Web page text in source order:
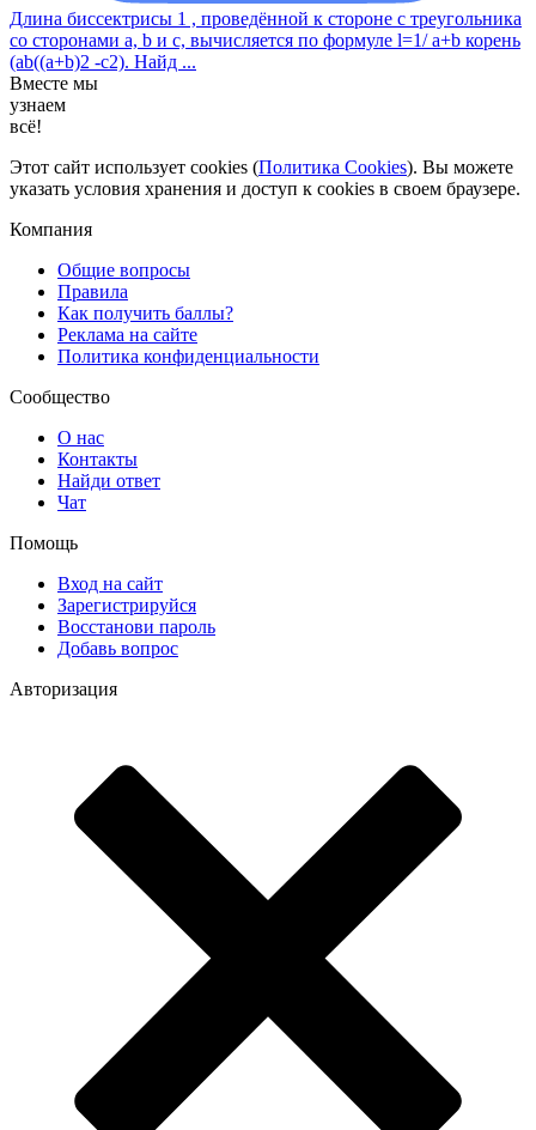
Длина биссектрисы 1 , проведённой к стороне с треугольника
со сторонами a, b и с, вычисляется по формуле l=1/ a+b корень
(ab((a+b)2 -c2). Найд ...
Вместе мы
узнаем
всё!
Этот сайт использует cookies (Политика Cookies). Вы можете
указать условия хранения и доступ к cookies в своем браузере.
Компания
Общие вопросы
Правила
Как получить баллы?
Реклама на сайте
Политика конфиденциальности
Сообщество
О нас
Контакты
Найди ответ
Чат
Помощь
Вход на сайт
Зарегистрируйся
Восстанови пароль
Добавь вопрос
Авторизация